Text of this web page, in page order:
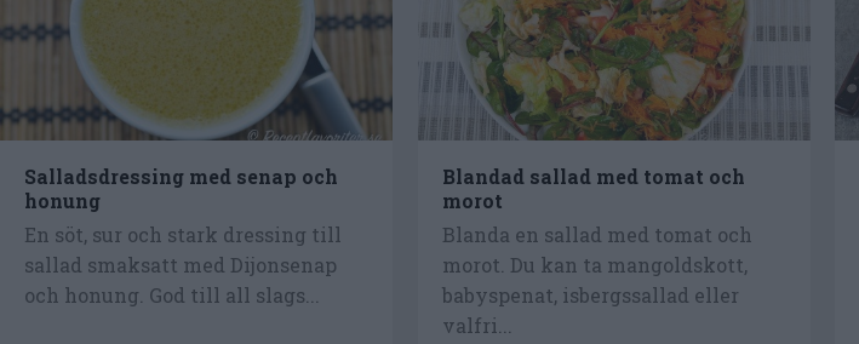
Salladsdressing med senap och
honung
En söt, sur och stark dressing till
sallad smaksatt med Dijonsenap
och honung. God till all slags...
Blandad sallad med tomat och
morot
Blanda en sallad med tomat och
morot. Du kan ta mangoldskott,
babyspenat, isbergssallad eller
valfri...